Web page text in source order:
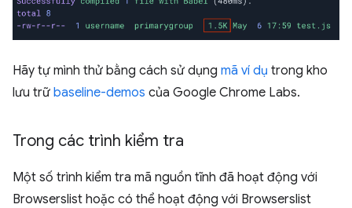
Hãy tự mình thử bằng cách sử dụng mã ví dụ trong kho
lưu trữ baseline-demos của Google Chrome Labs.
Trong các trình kiểm tra
Một số trình kiểm tra mã nguồn tĩnh đã hoạt động với
Browserslist hoặc có thể hoạt động với Browserslist